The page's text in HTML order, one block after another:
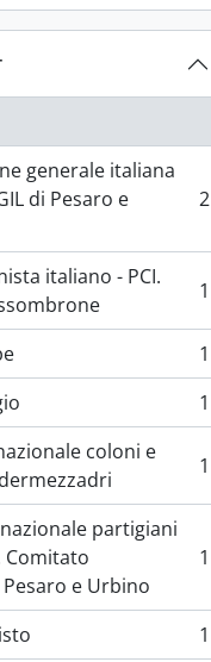
generale italiana
di Pesaro e
2
italiano - PCI.
1
1
1
coloni e
1
partigiani
Comitato
e Urbino
1
1